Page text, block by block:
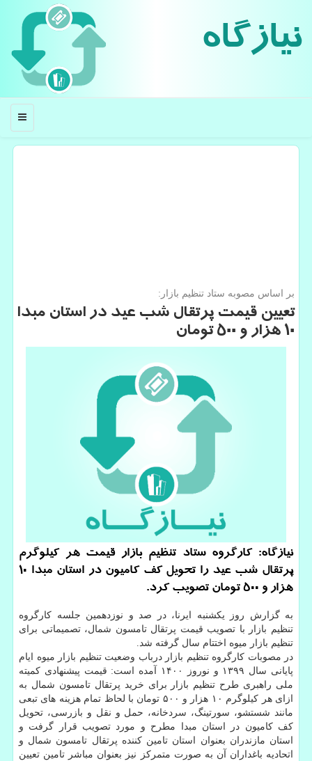
نیازگاه
منو
بر اساس مصوبه ستاد تنظیم بازار:
تعیین قیمت پرتقال شب عید در استان مبدا
۱۰ هزار و ۵۰۰ تومان
نیازگاه: کارگروه ستاد تنظیم بازار قیمت هر کیلوگرم
پرتقال شب عید را تحویل کف کامیون در استان مبدا 10
هزار و 500 تومان تصویب کرد.
به گزارش روز یکشنبه ایرنا، در صد و نوزدهمین جلسه کارگروه
تنظیم بازار با تصویب قیمت پرتقال تامسون شمال، تصمیماتی برای
تنظیم بازار میوه اختتام سال گرفته شد.
در مصوبات کارگروه تنظیم بازار درباب وضعیت تنظیم بازار میوه ایام
پایانی سال ۱۳۹۹ و نوروز ۱۴۰۰ آمده است: قیمت پیشنهادی کمیته
ملی راهبری طرح تنظیم بازار برای خرید پرتقال تامسون شمال به
ازای هر کیلوگرم ۱۰ هزار و ۵۰۰ تومان با لحاظ تمام هزینه های تبعی
مانند شستشو، سورتینگ، سردخانه، حمل و نقل و بازرسی، تحویل
کف کامیون در استان مبدا مطرح و مورد تصویب قرار گرفت و
استان مازندران بعنوان استان تامین کننده پرتقال تامسون شمال و
اتحادیه باغداران آن به صورت متمرکز نیز بعنوان مباشر تامین تعیین